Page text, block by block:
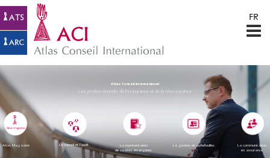
Atlas Conseil International
Les professionnels de l’assurance et de la réassurance
Atlas Magazine Le conseil et l’audit
La représentation
de sociétés étrangères
La gestion de portefeuilles
La communication
en assurance